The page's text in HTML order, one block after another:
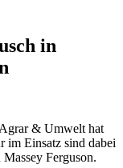
in
& Umwelt hat
im Einsatz sind dabei
Ferguson.